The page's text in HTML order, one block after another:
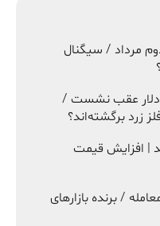
مرداد / سیگنال
دلار عقب نشست /
زرد برگشته‌اند؟
| افزایش قیمت
/ برنده بازارهای